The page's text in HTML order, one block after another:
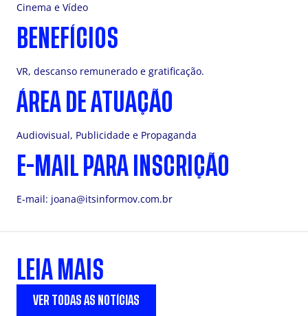
Cinema e Vídeo
BENEFÍCIOS
VR, descanso remunerado e gratificação.
ÁREA DE ATUAÇÃO
Audiovisual, Publicidade e Propaganda
E-MAIL PARA INSCRIÇÃO
E-mail: joana@itsinformov.com.br
LEIA MAIS
VER TODAS AS NOTÍCIAS